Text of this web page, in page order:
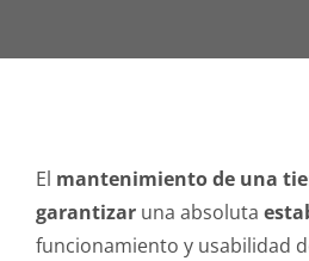
El mantenimiento de una
garantizaruna absoluta
funcionamiento y usabilidad